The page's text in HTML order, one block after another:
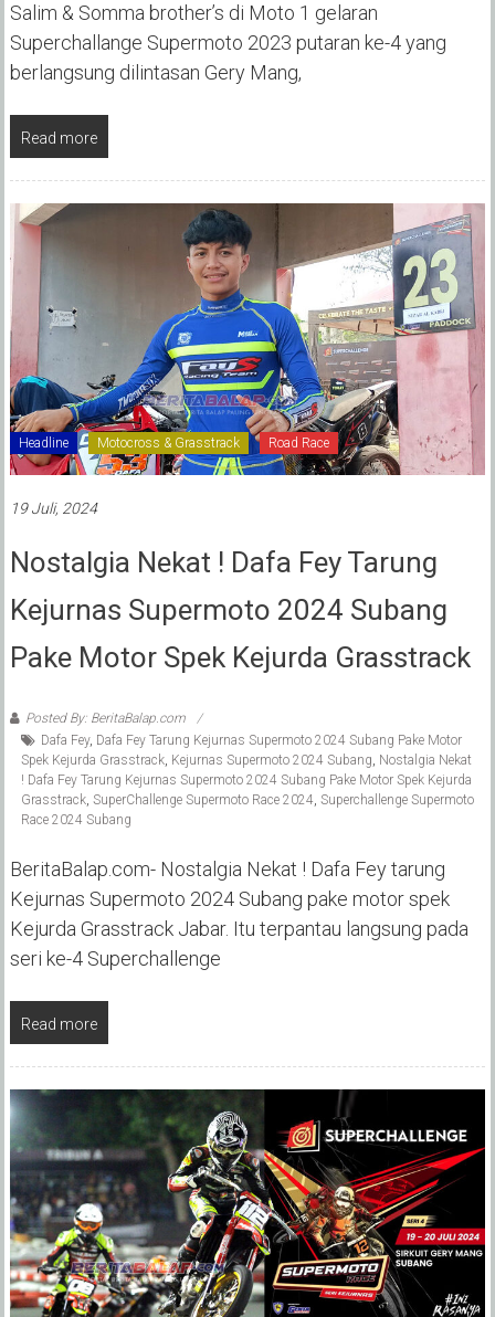
Salim & Somma brother’s di Moto 1 gelaran
Superchallange Supermoto 2023 putaran ke-4 yang
berlangsung dilintasan Gery Mang,
Read more
Headline Motocross & Grasstrack Road Race
19 Juli, 2024
Nostalgia Nekat ! Dafa Fey Tarung
Kejurnas Supermoto 2024 Subang
Pake Motor Spek Kejurda Grasstrack
Posted By: BeritaBalap.com
Dafa Fey, Dafa Fey Tarung Kejurnas Supermoto 2024 Subang Pake Motor
Spek Kejurda Grasstrack, Kejurnas Supermoto 2024 Subang, Nostalgia Nekat
! Dafa Fey Tarung Kejurnas Supermoto 2024 Subang Pake Motor Spek Kejurda
Grasstrack, SuperChallenge Supermoto Race 2024, Superchallenge Supermoto
Race 2024 Subang
BeritaBalap.com- Nostalgia Nekat ! Dafa Fey tarung
Kejurnas Supermoto 2024 Subang pake motor spek
Kejurda Grasstrack Jabar. Itu terpantau langsung pada
seri ke-4 Superchallenge
Read more